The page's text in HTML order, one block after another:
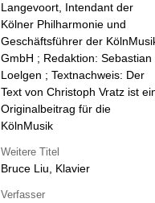
Langevoort, Intendant der
Kölner Philharmonie und
Geschäftsführer der
GmbH ; Redaktion: Sebastian
Loelgen ; Textnachweis: Der
Text von Christoph Vratz ist
Originalbeitrag für die
KölnMusik
Weitere Titel
Bruce Liu, Klavier
Verfasser